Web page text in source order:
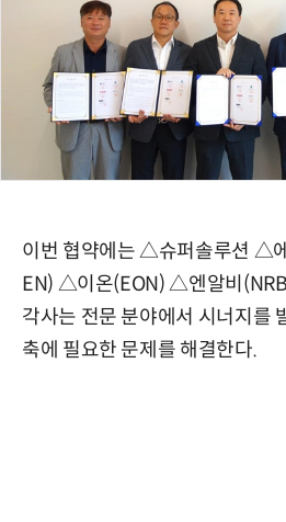
이번 협약에는 △슈퍼솔루션 △
EN) △이온(EON) △엔알비
각사는 전문 분야에서 시너지를
축에 필요한 문제를 해결한다.